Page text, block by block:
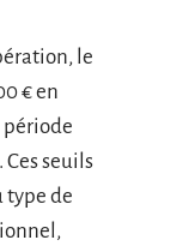
le
€ en
période
seuils
type de